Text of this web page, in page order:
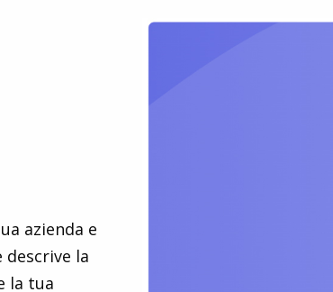
azienda e
la
la tua